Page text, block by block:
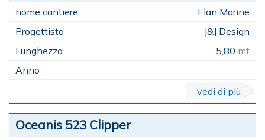
Elan Marine
J&J Design
5,80 mt
vedi di più
Oceanis 523 Clipper